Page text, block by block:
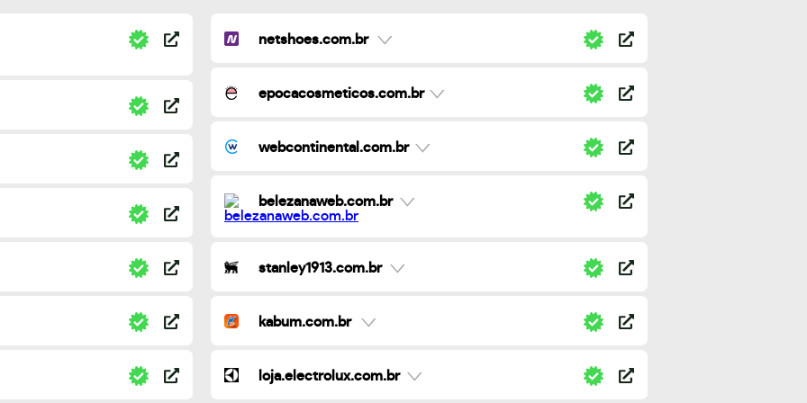
netshoes.com.br
epocacosmeticos.com.br
webcontinental.com.br
belezanaweb.com.br
stanley1913.com.br
kabum.com.br
loja.electrolux.com.br